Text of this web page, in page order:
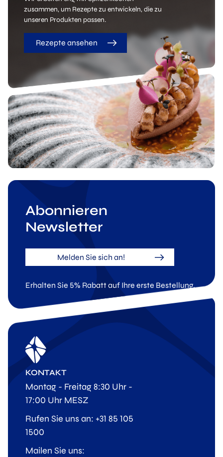
zusammen, um Rezepte zu entwickeln, die zu
unseren Produkten passen.
Rezepte ansehen
Abonnieren
Newsletter
Melden Sie sich an!
Erhalten Sie 5% Rabatt auf Ihre erste Bestellung.
KONTAKT
Montag - Freitag 8:30 Uhr -
17:00 Uhr MESZ
Rufen Sie uns an: +31 85 105
1500
Mailen Sie uns: